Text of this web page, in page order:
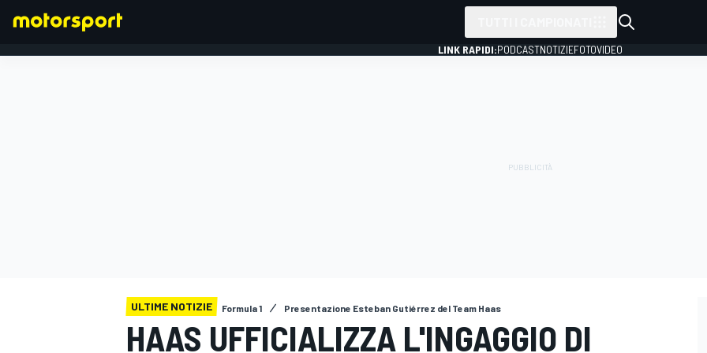
LINK RAPIDI:PODCASTNOTIZIEFOTOVIDEO
ULTIME NOTIZIE Formula 1 Presentazione Esteban Gutiérrez del Team Haas
HAAS UFFICIALIZZA L'INGAGGIO DI